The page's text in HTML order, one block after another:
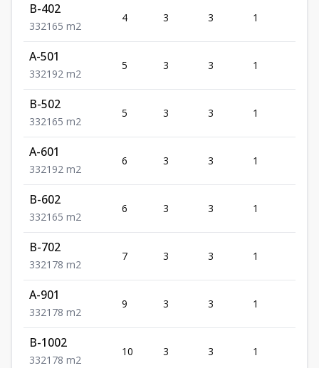
B-402
332165 m2
4 3 3 1
A-501
332192 m2
5 3 3 1
B-502
332165 m2
5 3 3 1
A-601
332192 m2
6 3 3 1
B-602
332165 m2
6 3 3 1
B-702
332178 m2
7 3 3 1
A-901
332178 m2
9 3 3 1
B-1002
332178 m2
10 3 3 1